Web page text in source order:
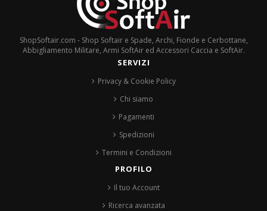
ShopSoftair.com - Shop Softair e Spade, Archi, Fionde e Cerbottane,
Abbigliamento Militare, Armi SoftAir ed Accessori Caccia e SoftAir.
SERVIZI
Privacy & Cookie Policy
Chi siamo
Pagamenti
Spedizioni
Termini e Condizioni
PROFILO
Il tuo Account
Ricerca avanzata